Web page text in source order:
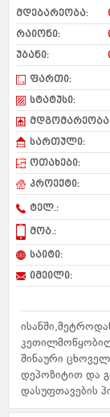
მდებარეობა:
რაიონი:
უბანი:
ფართი:
სტატუსი:
სართული:
ოთახები:
პროექტი:
ტელ.:
მობ.:
საიტი:
იმეილი:
შინაური
დეპოზიტით და
დასუფთავების